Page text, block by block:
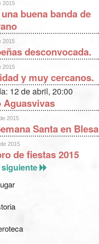
2015
buena banda de
2015
desconvocada.
2015
y muy cercanos.
12 de abril, 20:00
Aguasvivas
2015
Santa en Blesa
2015
de fiestas 2015
siguiente